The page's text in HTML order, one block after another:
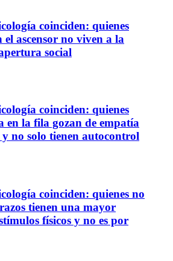
coinciden: quienes
el ascensor no viven a la
social
coinciden: quienes
en la fila gozan de empatía
no solo tienen autocontrol
coinciden: quienes no
tienen una mayor
físicos y no es por